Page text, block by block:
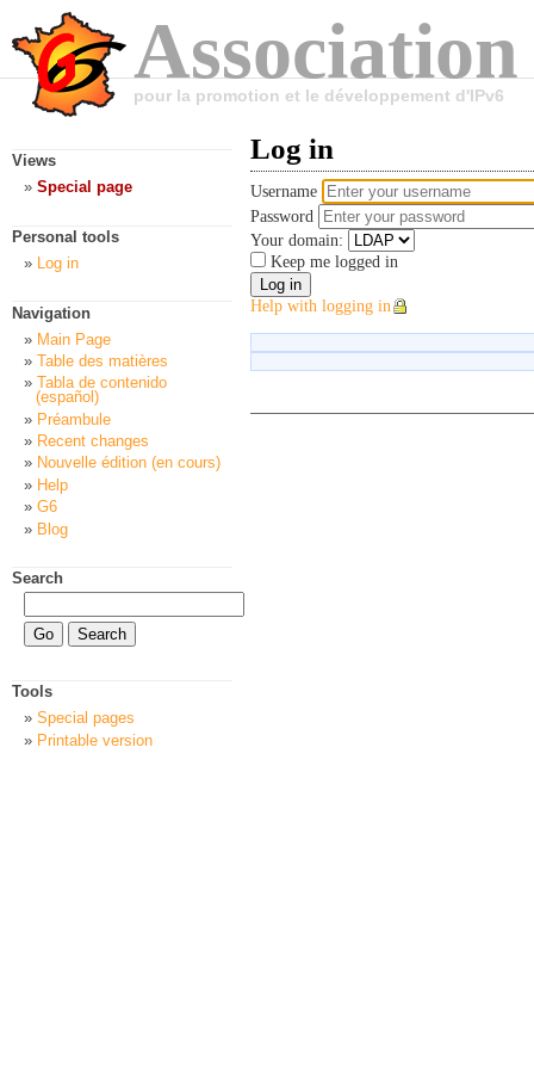
pour la promotion et le développement d'IPv6
Log in
Username
Password
Your domain:
Keep me logged in
Help with logging in
Views
Special page
Personal tools
Log in
Navigation
Main Page
Table des matières
Tabla de contenido
(español)
Préambule
Recent changes
Nouvelle édition (en cours)
Help
G6
Blog
Search
Tools
Special pages
Printable version